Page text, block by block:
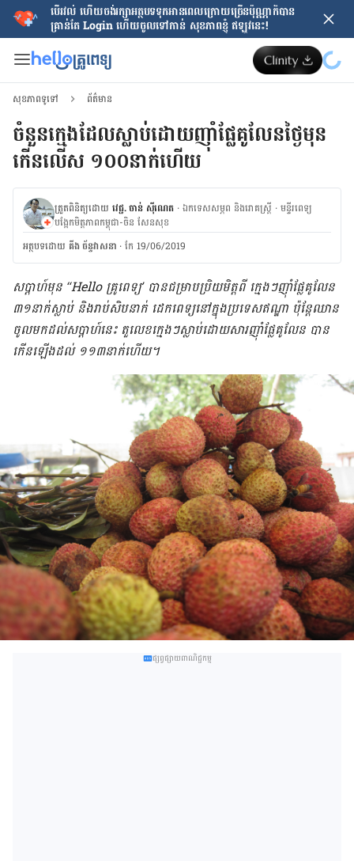
បើរវល់ ហើយចង់​រក្សាអត្ថបទទុកអានពេលក្រោយ​ច្រើនប៉ុណ្ណាក៏បាន
គ្រាន់តែ​ Login ហើយចូលទៅកាន់ សុខភាពខ្ញុំ ឥឡូវនេះ!
សុខភាពទូទៅ ព័ត៌មាន
ចំនួន​ក្មេងដែល​​ស្លាប់​ដោយ​ញ៉ាំ​ផ្លែគូលែន​ថ្ងៃ​មុន​
កើន​លើស ១០០​នាក់ហើយ
ត្រួតពិនិត្យដោយ វេជ្ជ. ចាន់ ស៊ីណេត ·ឯកទេសសម្ភព និងរោគស្ត្រី ·ម​ន្ទីរពេទ្យ
បង្អែកមិត្តភាពកម្ពុជា-ចិន សែនសុខ
អត្ថបទ​ដោយ គីង ច័ន្ទវាសនា​ · កែ 19/06/2019
សប្ដាហ៍​មុន “Hello គ្រូពេទ្យ’ បាន​ជម្រាប​ប្រិយមិត្ត​ពី ក្មេងៗ​ញ៉ាំ​​ផ្លែគូលែន ​
៣១​នាក់​ស្លាប់ និង​រាប់សិប​នាក់ ដេកពេទ្យ​នៅ​ក្នុង​ប្រទេស​ឥណ្ឌា ប៉ុន្ដែ​ឈាន​
ចូល​មក​ដល់​សប្ដាហ៍​នេះ តួលេខ​ក្មេងៗ​ស្លាប់​ដោយសារ​ញ៉ាំ​ផ្លែគូលែន បាន​
កើនឡើង​ដល់ ១១៣​នាក់​ហើយ។
ផ្សព្វផ្សាយពាណិជ្ជកម្ម